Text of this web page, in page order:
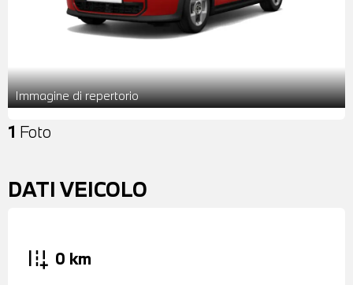
Immagine di repertorio
1 Foto
DATI VEICOLO
add_road 0 km